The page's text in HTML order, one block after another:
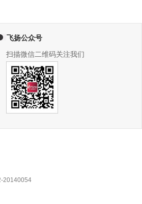
飞扬公众号
扫描微信二维码关注我们
20140054